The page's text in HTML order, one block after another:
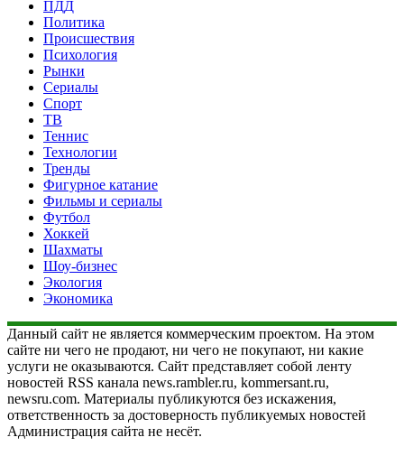
ПДД
Политика
Происшествия
Психология
Рынки
Сериалы
Спорт
ТВ
Теннис
Технологии
Тренды
Фигурное катание
Фильмы и сериалы
Футбол
Хоккей
Шахматы
Шоу-бизнес
Экология
Экономика
Данный сайт не является коммерческим проектом. На этом
сайте ни чего не продают, ни чего не покупают, ни какие
услуги не оказываются. Сайт представляет собой ленту
новостей RSS канала news.rambler.ru, kommersant.ru,
newsru.com. Материалы публикуются без искажения,
ответственность за достоверность публикуемых новостей
Администрация сайта не несёт.